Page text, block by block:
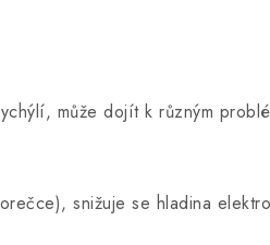
může dojít k různým
snižuje se hladina